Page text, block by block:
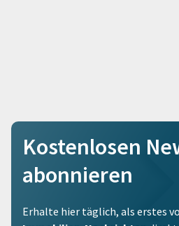
Kostenlosen
abonnieren
Erhalte hier täglich, als erstes